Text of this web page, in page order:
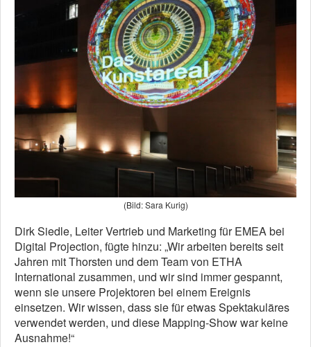
(Bild: Sara Kurig)
Dirk Siedle, Leiter Vertrieb und Marketing für EMEA bei
Digital Projection, fügte hinzu: „Wir arbeiten bereits seit
Jahren mit Thorsten und dem Team von ETHA
International zusammen, und wir sind immer gespannt,
wenn sie unsere Projektoren bei einem Ereignis
einsetzen. Wir wissen, dass sie für etwas Spektakuläres
verwendet werden, und diese Mapping-Show war keine
Ausnahme!“